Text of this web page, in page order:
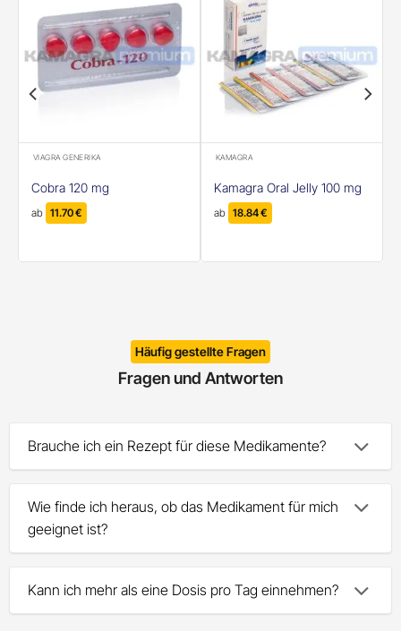
VIAGRA GENERIKA
Cobra 120 mg
ab 11.70€
KAMAGRA
Kamagra Oral Jelly 100 mg
ab 18.84€
Häufig gestellte Fragen
Fragen und Antworten
Brauche ich ein Rezept für diese Medikamente?
Wie finde ich heraus, ob das Medikament für mich
geeignet ist?
Kann ich mehr als eine Dosis pro Tag einnehmen?